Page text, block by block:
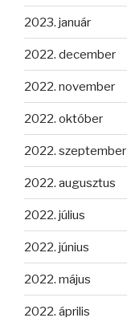
2023. január
2022. december
2022. november
2022. október
2022. szeptember
2022. augusztus
2022. július
2022. június
2022. május
2022. április